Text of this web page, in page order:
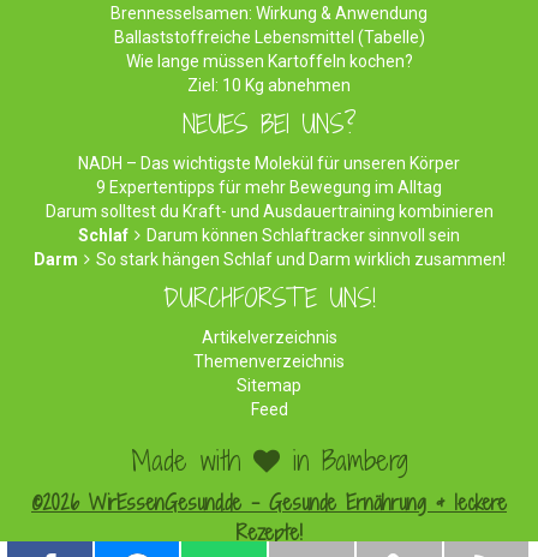
Brennesselsamen: Wirkung & Anwendung
Ballaststoffreiche Lebensmittel (Tabelle)
Wie lange müssen Kartoffeln kochen?
Ziel: 10 Kg abnehmen
NEUES BEI UNS?
NADH – Das wichtigste Molekül für unseren Körper
9 Expertentipps für mehr Bewegung im Alltag
Darum solltest du Kraft- und Ausdauertraining kombinieren
Schlaf
Darum können Schlaftracker sinnvoll sein
Darm
So stark hängen Schlaf und Darm wirklich zusammen!
DURCHFORSTE UNS!
Artikelverzeichnis
Themenverzeichnis
Sitemap
Feed
Made with in Bamberg
©2026 WirEssenGesund.de - Gesunde Ernährung & leckere
Rezepte!